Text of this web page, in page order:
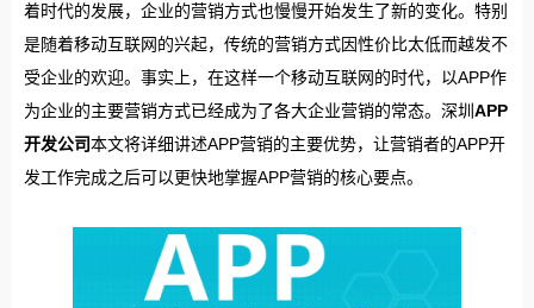
着时代的发展，企业的营销方式也慢慢开始发生了新的变化。特别
是随着移动互联网的兴起，传统的营销方式因性价比太低而越发不
受企业的欢迎。事实上，在这样一个移动互联网的时代，以APP作
为企业的主要营销方式已经成为了各大企业营销的常态。深圳 APP
开发公司本文将详细讲述APP营销的主要优势，让营销者的APP开
发工作完成之后可以更快地掌握APP营销的核心要点。